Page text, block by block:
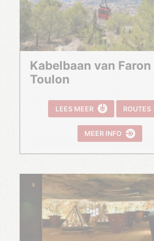
Kabelbaan van Faron in
Toulon
LEES MEER ROUTES
MEER INFO